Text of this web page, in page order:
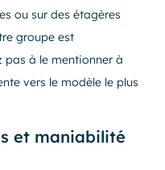
ou sur des étagères
groupe est
pas à le mentionner à
vers le modèle le plus
et maniabilité